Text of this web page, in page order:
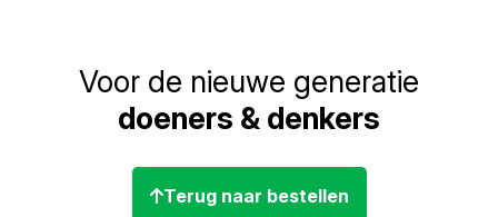
Voor de nieuwe generatie
doeners & denkers
Terug naar bestellen